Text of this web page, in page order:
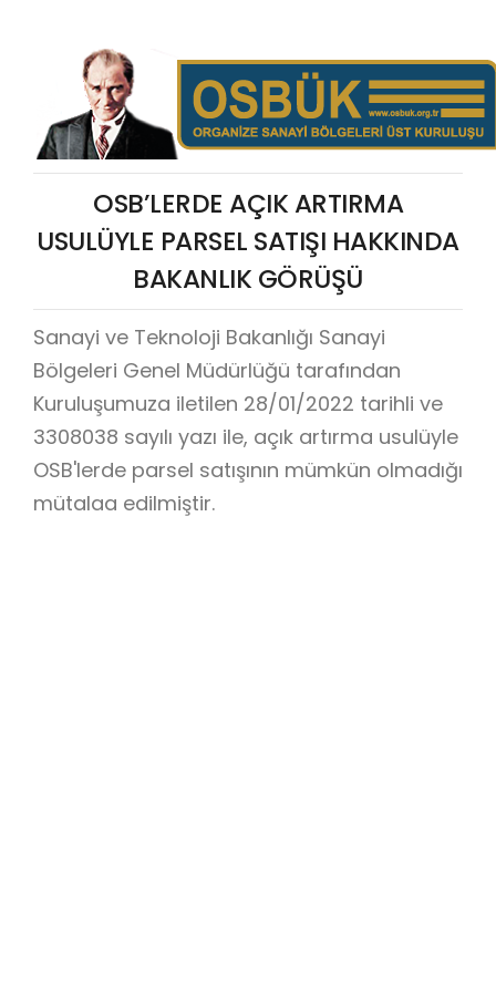
OSB’LERDE AÇIK ARTIRMA
USULÜYLE PARSEL SATIŞI HAKKINDA
BAKANLIK GÖRÜŞÜ
Sanayi ve Teknoloji Bakanlığı Sanayi
Bölgeleri Genel Müdürlüğü tarafından
Kuruluşumuza iletilen 28/01/2022 tarihli ve
3308038 sayılı yazı ile, açık artırma usulüyle
OSB'lerde parsel satışının mümkün olmadığı
mütalaa edilmiştir.